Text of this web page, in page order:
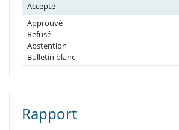
Accepté
Approuvé
Refusé
Abstention
Bulletin blanc
Rapport